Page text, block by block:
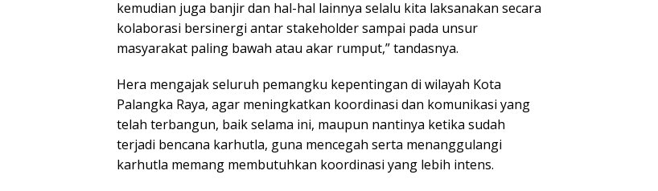
kemudian juga banjir dan hal-hal lainnya selalu kita laksanakan secara
kolaborasi bersinergi antar stakeholder sampai pada unsur
masyarakat paling bawah atau akar rumput,” tandasnya.
Hera mengajak seluruh pemangku kepentingan di wilayah Kota
Palangka Raya, agar meningkatkan koordinasi dan komunikasi yang
telah terbangun, baik selama ini, maupun nantinya ketika sudah
terjadi bencana karhutla, guna mencegah serta menanggulangi
karhutla memang membutuhkan koordinasi yang lebih intens.